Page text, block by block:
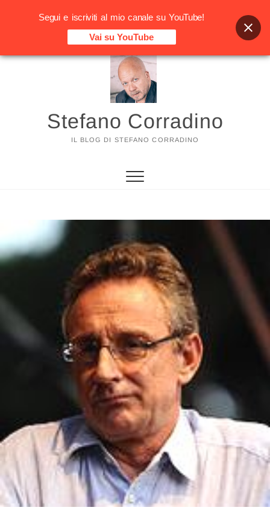
Vai
Stefano Corradino
IL BLOG DI STEFANO CORRADINO
Segui e iscriviti al mio canale su YouTube!
Vai su YouTube